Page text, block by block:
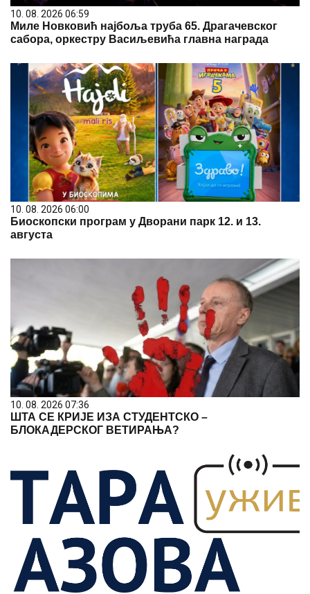
10. 08. 2026 06:59
Миле Новковић најбоља труба 65. Драгачевског
сабора, оркестру Васиљевића главна награда
10. 08. 2026 06:00
Биоскопски програм у Дворани парк 12. и 13.
августа
10. 08. 2026 07:36
ШТА СЕ КРИЈЕ ИЗА СТУДЕНТСКО –
БЛОКАДЕРСКОГ ВЕТИРАЊА?